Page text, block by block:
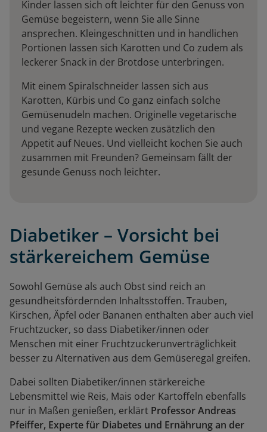
Kinder lassen sich oft leichter für den Genuss von
Gemüse begeistern, wenn Sie alle Sinne
ansprechen. Kleingeschnitten und in handlichen
Portionen lassen sich Karotten und Co zudem als
leckerer Snack in der Brotdose unterbringen.
Mit einem Spiralschneider lassen sich aus
Karotten, Kürbis und Co ganz einfach solche
Gemüsenudeln machen. Originelle vegetarische
und vegane Rezepte wecken zusätzlich den
Appetit auf Neues. Und vielleicht kochen Sie auch
zusammen mit Freunden? Gemeinsam fällt der
gesunde Genuss noch leichter.
Diabetiker – Vorsicht bei
stärkereichem Gemüse
Sowohl Gemüse als auch Obst sind reich an
gesundheitsfördernden Inhaltsstoffen. Trauben,
Kirschen, Äpfel oder Bananen enthalten aber auch viel
Fruchtzucker, so dass Diabetiker/innen oder
Menschen mit einer Fruchtzuckerunverträglichkeit
besser zu Alternativen aus dem Gemüseregal greifen.
Dabei sollten Diabetiker/innen stärkereiche
Lebensmittel wie Reis, Mais oder Kartoffeln ebenfalls
nur in Maßen genießen, erklärt Professor Andreas
Pfeiffer, Experte für Diabetes und Ernährung an der